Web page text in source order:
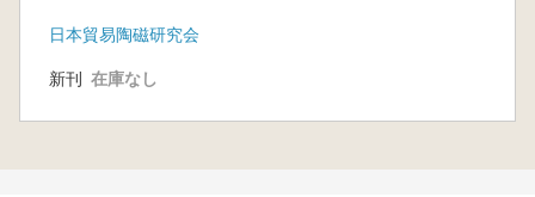
日本貿易陶磁研究会
新刊 在庫なし